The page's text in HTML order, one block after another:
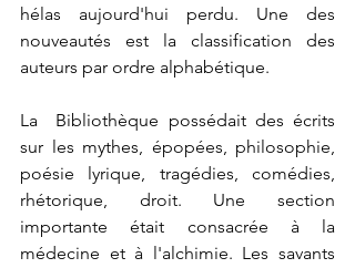
hélas aujourd'hui perdu. Une des
nouveautés est la classification des
auteurs par ordre alphabétique.
La  Bibliothèque possédait des écrits
sur les mythes, épopées, philosophie,
poésie lyrique, tragédies, comédies,
rhétorique, droit. Une section
importante était consacrée à la
médecine et à l'alchimie. Les savants